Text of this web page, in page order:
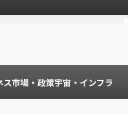
ス市場・政策宇宙・インフラ